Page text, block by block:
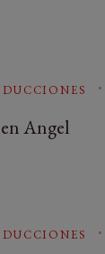
Angel